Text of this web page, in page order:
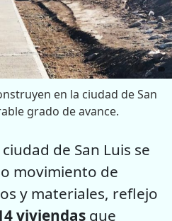
en la ciudad de San
grado de avance.
de San Luis se
movimiento de
y materiales, reflejo
viviendas que